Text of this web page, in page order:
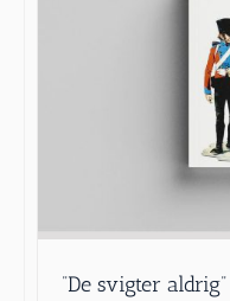
”De svigter